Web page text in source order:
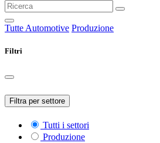
Tutte Automotive Produzione
Filtri
Filtra per settore
Tutti i settori
Produzione